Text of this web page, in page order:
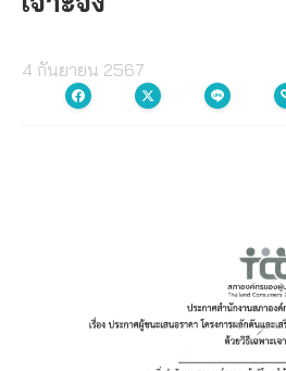
4 กันยายน 2567